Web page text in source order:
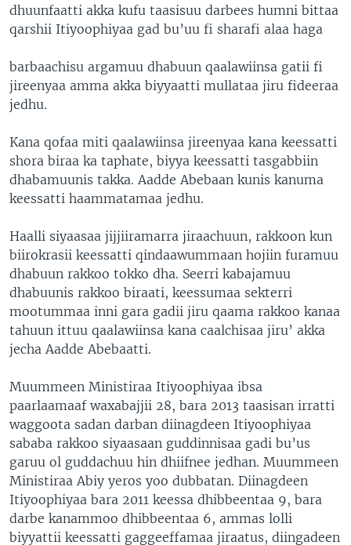
dhuunfaatti akka kufu taasisuu darbees humni bittaa
qarshii Itiyoophiyaa gad bu’uu fi sharafi alaa haga
barbaachisu argamuu dhabuun qaalawiinsa gatii fi
jireenyaa amma akka biyyaatti mullataa jiru fideeraa
jedhu.
Kana qofaa miti qaalawiinsa jireenyaa kana keessatti
shora biraa ka taphate, biyya keessatti tasgabbiin
dhabamuunis takka. Aadde Abebaan kunis kanuma
keessatti haammatamaa jedhu.
Haalli siyaasaa jijjiiramarra jiraachuun, rakkoon kun
biirokrasii keessatti qindaawummaan hojiin furamuu
dhabuun rakkoo tokko dha. Seerri kabajamuu
dhabuunis rakkoo biraati, keessumaa sekterri
mootummaa inni gara gadii jiru qaama rakkoo kanaa
tahuun ittuu qaalawiinsa kana caalchisaa jiru’ akka
jecha Aadde Abebaatti.
Muummeen Ministiraa Itiyoophiyaa ibsa
paarlaamaaf waxabajjii 28, bara 2013 taasisan irratti
waggoota sadan darban diinagdeen Itiyoophiyaa
sababa rakkoo siyaasaan guddinnisaa gadi bu’us
garuu ol guddachuu hin dhiifnee jedhan. Muummeen
Ministiraa Abiy yeros yoo dubbatan. Diinagdeen
Itiyoophiyaa bara 2011 keessa dhibbeentaa 9, bara
darbe kanammoo dhibbeentaa 6, ammas lolli
biyyattii keessatti gaggeeffamaa jiraatus, diingadeen